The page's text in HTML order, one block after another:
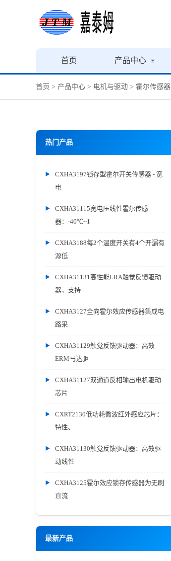
首页 产品中心
首页 > 产品中心 > 电机与驱动 > 霍尔传感器
热门产品
CXHA3197锁存型霍尔开关传感器 - 宽
电
CXHA31115宽电压线性霍尔传感
器：-40℃~1
CXHA3188每2个温度开关有4个开漏有
源低
CXHA31131高性能LRA触觉反馈驱动
器，支持
CXHA3127全向霍尔效应传感器集成电
路采
CXHA31129触觉反馈驱动器：高效
ERM马达驱
CXHA31127双通道反相输出电机驱动
芯片
CXRT2130低功耗微波红外感应芯片：
特性、
CXHA31130触觉反馈驱动器：高效驱
动线性
CXHA3125霍尔效应锁存传感器为无刷
直流
最新产品